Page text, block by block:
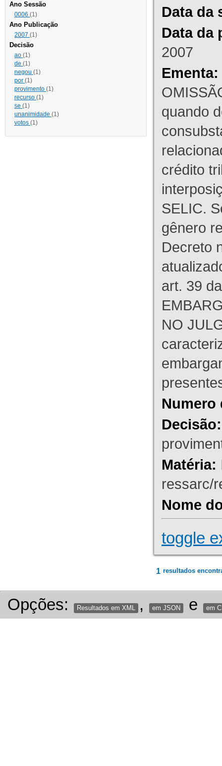
Ano Sessão
0006 (1)
Ano Publicação
2007 (1)
Decisão
ao (1)
de (1)
negou (1)
por (1)
provimento (1)
recurso (1)
se (1)
unanimidade (1)
votos (1)
Data da
Data da
2007
Ementa:
quando
crédito
SELIC.
gênero
Decreto
art. 39
NO
Numero
Decisão:
Matéria:
ressarc/
Nome
toggle
1 resultados
Opções: Resultados em XML , em JSON e em